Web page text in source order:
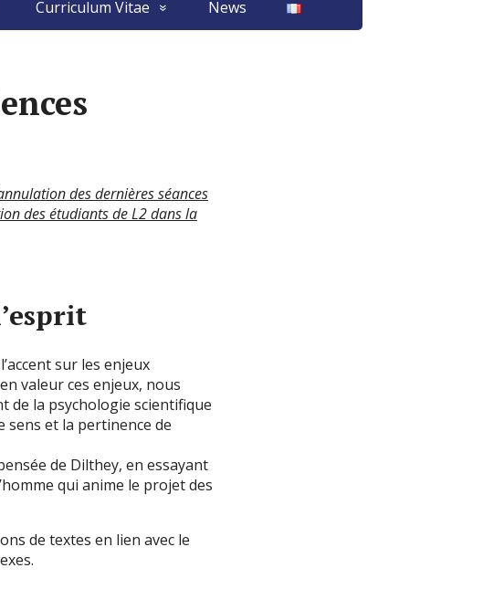
Curriculum Vitae News
des dernières séances
des étudiants de L2 dans la
sur les enjeux
valeur ces enjeux, nous
de la psychologie scientifique
sens et la pertinence de
de Dilthey, en essayant
qui anime le projet des
de textes en lien avec le